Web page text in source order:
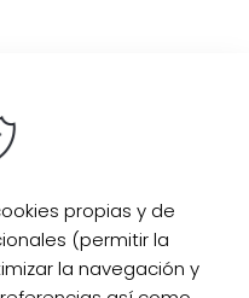
propias y de
(permitir la
la navegación y